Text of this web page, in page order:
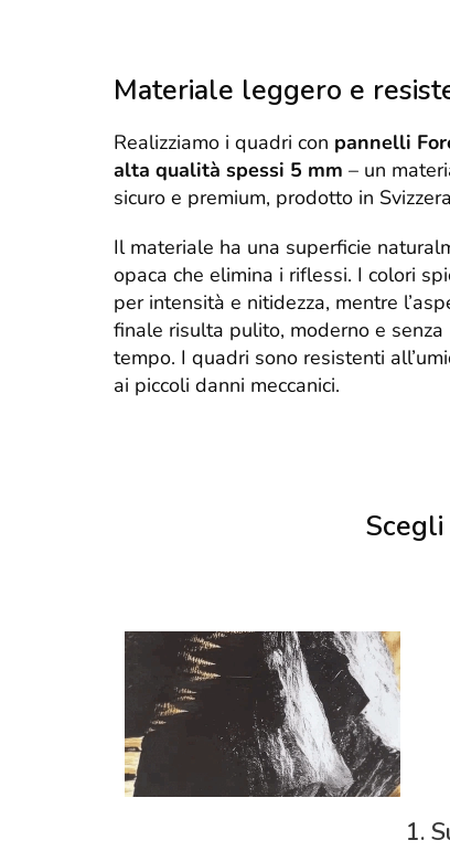
Materiale leggero e
Realizziamo i quadri con pannelli
alta qualità spessi 5 mm – un
sicuro e premium, prodotto in
Il materiale ha una superficie
opaca che elimina i riflessi. I colori
per intensità e nitidezza, mentre
finale risulta pulito, moderno e senza
tempo. I quadri sono resistenti
ai piccoli danni meccanici.
1.